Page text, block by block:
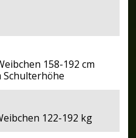
158-192 cm
Schulterhöhe
122-192 kg